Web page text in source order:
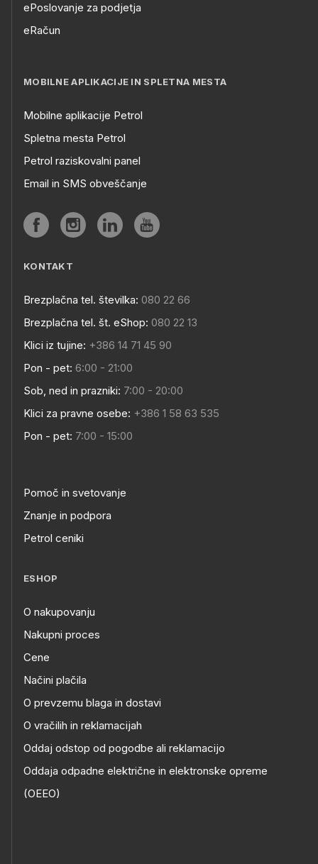
ePoslovanje za podjetja
eRačun
MOBILNE APLIKACIJE IN SPLETNA MESTA
Mobilne aplikacije Petrol
Spletna mesta Petrol
Petrol raziskovalni panel
Email in SMS obveščanje
KONTAKT
Brezplačna tel. številka: 080 22 66
Brezplačna tel. št. eShop: 080 22 13
Klici iz tujine: +386 14 71 45 90
Pon - pet: 6:00 - 21:00
Sob, ned in prazniki: 7:00 - 20:00
Klici za pravne osebe: +386 1 58 63 535
Pon - pet: 7:00 - 15:00
Pomoč in svetovanje
Znanje in podpora
Petrol ceniki
ESHOP
O nakupovanju
Nakupni proces
Cene
Načini plačila
O prevzemu blaga in dostavi
O vračilih in reklamacijah
Oddaj odstop od pogodbe ali reklamacijo
Oddaja odpadne električne in elektronske opreme
(OEEO)